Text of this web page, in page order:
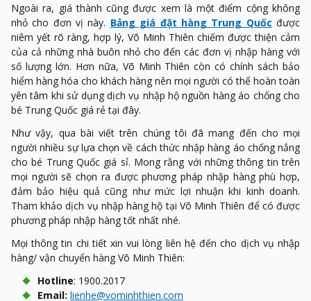
Ngoài ra, giá thành cũng được xem là một điểm cộng không
nhỏ cho đơn vị này. Bảng giá đặt hàng Trung Quốc được
niêm yết rõ ràng, hợp lý, Võ Minh Thiên chiếm được thiện cảm
của cả những nhà buôn nhỏ cho đến các đơn vị nhập hàng với
số lượng lớn. Hơn nữa, Võ Minh Thiên còn có chính sách bảo
hiểm hàng hóa cho khách hàng nên mọi người có thể hoàn toàn
yên tâm khi sử dụng dịch vụ nhập hộ nguồn hàng áo chống cho
bé Trung Quốc giá rẻ tại đây.
Như vậy, qua bài viết trên chúng tôi đã mang đến cho mọi
người nhiều sự lựa chọn về cách thức nhập hàng áo chống nắng
cho bé Trung Quốc giá sỉ. Mong rằng với những thông tin trên
mọi người sẽ chọn ra được phương pháp nhập hàng phù hợp,
đảm bảo hiệu quả cũng như mức lợi nhuận khi kinh doanh.
Tham khảo dịch vụ nhập hàng hộ tại Võ Minh Thiên để có được
phương pháp nhập hàng tốt nhất nhé.
Mọi thông tin chi tiết xin vui lòng liên hệ đến cho dịch vụ nhập
hàng/ vận chuyển hàng Võ Minh Thiên:
Hotline: 1900.2017
Email: lienhe@vominhthien.com